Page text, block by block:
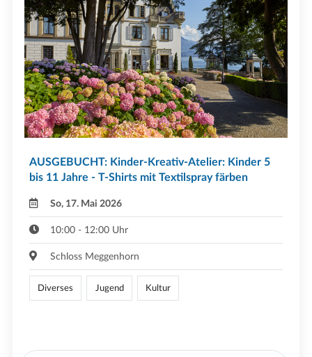
AUSGEBUCHT: Kinder-Kreativ-Atelier: Kinder 5
bis 11 Jahre - T-Shirts mit Textilspray färben
So, 17. Mai 2026
10:00 - 12:00 Uhr
Schloss Meggenhorn
Diverses Jugend Kultur